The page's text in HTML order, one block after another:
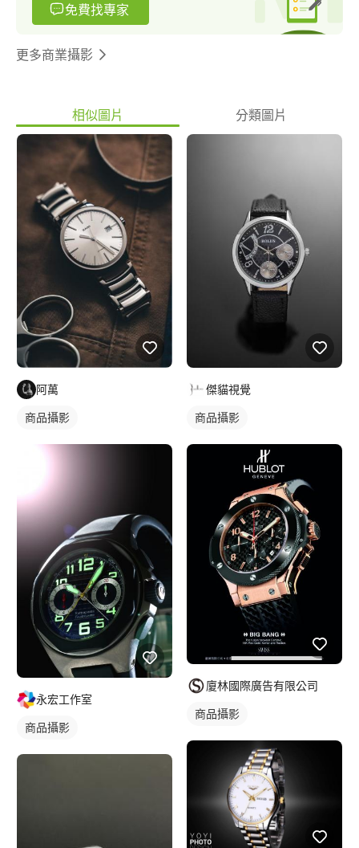
免費找專家
更多商業攝影
相似圖片 分類圖片
阿萬
商品攝影
永宏工作室
商品攝影
傑貓視覺
商品攝影
廈林國際廣告有限公司
商品攝影